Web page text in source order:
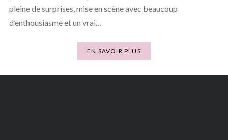
pleine de surprises, mise en scène avec beaucoup
d’enthousiasme et un vrai…
EN SAVOIR PLUS